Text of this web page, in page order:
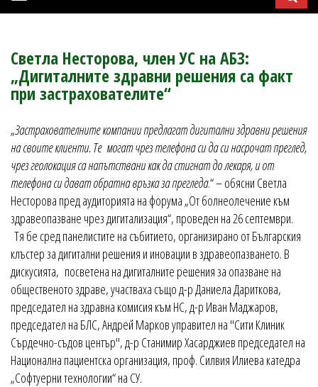
навигация
Светла Несторова, член УС на АБЗ:
„Дигиталните здравни решения са факт
при застрахователите“
„Застрахователните компании предлагат дигитални здравни решения
на своите клиенти. Те могат чрез телефона си да си насрочат преглед,
чрез геолокация са напътствани как да стигнат до лекаря, и от
телефона си дават обратна връзка за прегледа.“ – обясни Светла
Несторова пред аудиторията на форума „От болнеолечение към
здравеопазване чрез дигитализация“, проведен на 26 септември.
Тя бе сред панелистите на събитието, организирано от Българския
клъстер за дигитални решения и иновации в здравеопазването. В
дискусията, посветена на дигиталните решения за опазване на
общественото здраве, участваха също д-р Даниела Дариткова,
председател на здравна комисия към НС, д-р Иван Маджаров,
председател на БЛС, Андрей Марков управител на "Сити Клиник
Сърдечно-съдов център", д-р Станимир Хасарджиев председател на
Национална пациентска организация, проф. Силвия Илиева катедра
„Софтуерни технологии“ на СУ.